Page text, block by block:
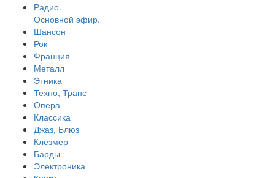
Радио.
Основной эфир.
Шансон
Рок
Франция
Металл
Этника
Техно, Транс
Опера
Классика
Джаз, Блюз
Клезмер
Барды
Электроника